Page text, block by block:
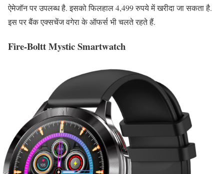
ऐमेजॉन पर उपलब्ध है. इसको फिलहाल 4,499 रुपये में खरीदा जा सकता है.
इस पर बैंक एक्सचेंज वगेरा के ऑफर्स भी चलते रहते हैं.
Fire-Boltt Mystic Smartwatch